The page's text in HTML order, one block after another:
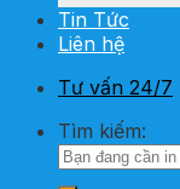
Tin Tức
Liên hệ
Tư vấn 24/7
Tìm kiếm: